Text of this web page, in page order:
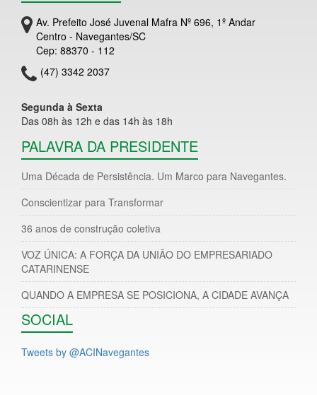
Av. Prefeito José Juvenal Mafra Nº 696, 1º Andar
Centro - Navegantes/SC
Cep: 88370 - 112
(47) 3342 2037
Segunda à Sexta
Das 08h às 12h e das 14h às 18h
PALAVRA DA PRESIDENTE
Uma Década de Persistência. Um Marco para Navegantes.
Conscientizar para Transformar
36 anos de construção coletiva
VOZ ÚNICA: A FORÇA DA UNIÃO DO EMPRESARIADO
CATARINENSE
QUANDO A EMPRESA SE POSICIONA, A CIDADE AVANÇA
SOCIAL
Tweets by @ACINavegantes